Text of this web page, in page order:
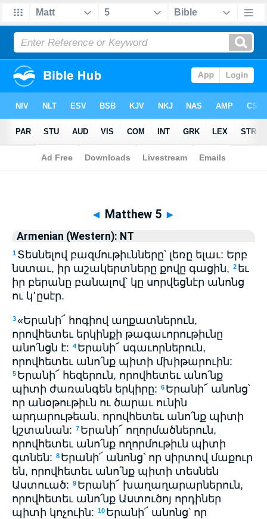
Biblia>Armenian (Western): NT > Matthew 5
◄ Matthew 5 ►
Armenian (Western): NT
1 Տեսնելով բազմութիւնները՝ լեռը ելաւ: Երբ
նստաւ, իր աշակերտները քովը գացին, 2 եւ
իր բերանը բանալով՝ կը սորվեցնէր անոնց
ու կ՚ըսէր.
3«Երանի՜ հոգիով աղքատներուն,
որովհետեւ երկինքի թագաւորութիւնը
անո՛նցն է: 4 Երանի՜ սգաւորներուն,
որովհետեւ անո՛նք պիտի մխիթարուին:
5 Երանի՜ հեզերուն, որովհետեւ անո՛նք
պիտի ժառանգեն երկիրը: 6 Երանի՜ անոնց՝
որ անօթութիւն ու ծարաւ ունին
արդարութեան, որովհետեւ անո՛նք պիտի
կշտանան: 7 Երանի՜ ողորմածներուն,
որովհետեւ անո՛նք ողորմութիւն պիտի
գտնեն: 8 Երանի՜ անոնց՝ որ սիրտով մաքուր
են, որովհետեւ անո՛նք պիտի տեսնեն
Աստուած: 9 Երանի՜ խաղաղարարներուն,
որովհետեւ անո՛նք Աստուծոյ որդիներ
պիտի կոչուին: 10 Երանի՜ անոնց՝ որ